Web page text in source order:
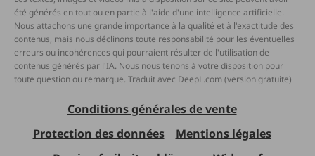
été générés en tout ou en partie à l'aide d'une intelligence artificielle.
Nous attachons une grande importance à la qualité et à l'exactitude des
contenus, mais nous déclinons toute responsabilité pour les éventuelles
erreurs ou incohérences qui pourraient résulter de l'utilisation de
contenus générés par l'IA. Nous nous tenons à votre disposition pour
toute question ou remarque. Traduit avec DeepL.com (version gratuite)
Conditions générales de vente
Protection des données
Mentions légales